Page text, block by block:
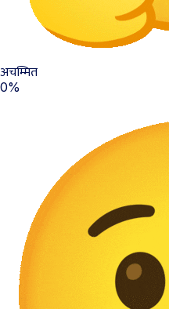
अचम्मित
0%